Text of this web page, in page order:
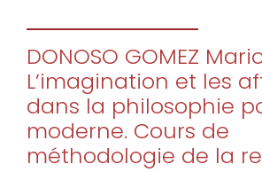
DONOSO GOMEZ
L’imagination et les
dans la philosophie
moderne. Cours de
méthodologie de la